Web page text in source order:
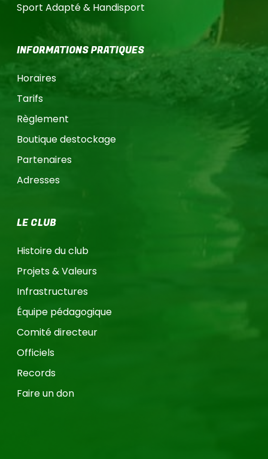
Sport Adapté & Handisport
INFORMATIONS PRATIQUES
Horaires
Tarifs
Règlement
Boutique destockage
Partenaires
Adresses
LE CLUB
Histoire du club
Projets & Valeurs
Infrastructures
Équipe pédagogique
Comité directeur
Officiels
Records
Faire un don